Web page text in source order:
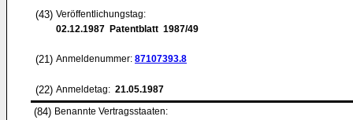
(43) Veröffentlichungstag:
02.12.1987 Patentblatt 1987/49
(21) Anmeldenummer: 87107393.8
(22) Anmeldetag: 21.05.1987
(84) Benannte Vertragsstaaten: